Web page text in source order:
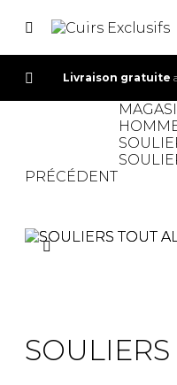
Livraison gratuite
PRÉCÉDENT